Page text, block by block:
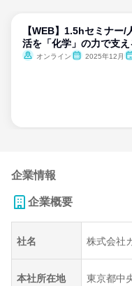
【WEB】1.5hセミナー/
活を「化学」の力で支え
オンライン 2025年12月
企業情報
企業概要
社名 株式会社
本社所在地 東京都中